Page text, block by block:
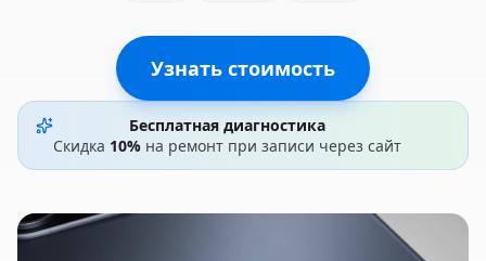
Узнать стоимость
Бесплатная диагностика
Скидка 10% на ремонт при записи через сайт